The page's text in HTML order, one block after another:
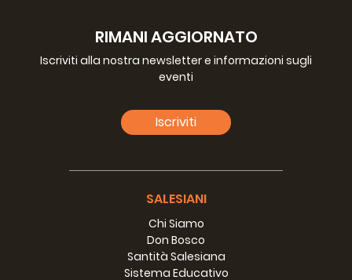
RIMANI AGGIORNATO
Iscriviti alla nostra newsletter e informazioni sugli
eventi
Iscriviti
SALESIANI
Chi Siamo
Don Bosco
Santità Salesiana
Sistema Educativo